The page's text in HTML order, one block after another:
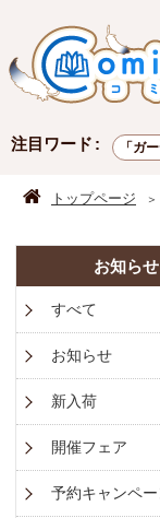
注目ワード 「ガ
トップページ
お知らせ
すべて
お知らせ
新入荷
開催フェア
予約キャンペー